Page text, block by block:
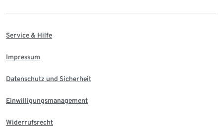
Service & Hilfe
Impressum
Datenschutz und Sicherheit
Einwilligungsmanagement
Widerrufsrecht